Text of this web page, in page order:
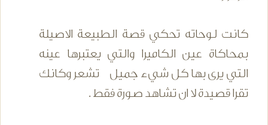
كانت لوحاته تحكي قصة الطبيعة الاصيلة
بمحاكاة عين الكاميرا والتي يعتبرها عينه
التي يرى بها كل شيء جميل تشعر وكانك
تقرا قصيدة لا ان تشاهد صورة فقط .